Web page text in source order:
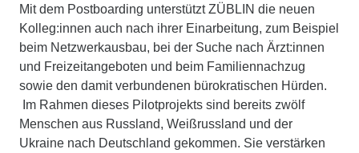
Mit dem Postboarding unterstützt ZÜBLIN die neuen
Kolleg:innen auch nach ihrer Einarbeitung, zum Beispiel
beim Netzwerkausbau, bei der Suche nach Ärzt:innen
und Freizeitangeboten und beim Familiennachzug
sowie den damit verbundenen bürokratischen Hürden.
Im Rahmen dieses Pilotprojekts sind bereits zwölf
Menschen aus Russland, Weißrussland und der
Ukraine nach Deutschland gekommen. Sie verstärken